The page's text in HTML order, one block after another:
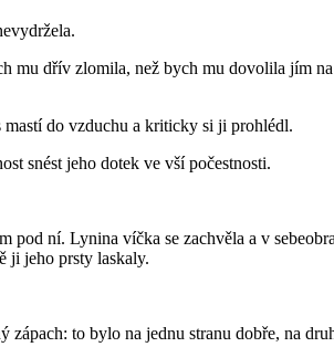
mu dřív zlomila, než bych mu dovolila jím
mastí do vzduchu a kriticky si ji prohlédl.
snést jeho dotek ve vší počestnosti.
ní. Lynina víčka se zachvěla a v
ji jeho prsty laskaly.
to bylo na jednu stranu dobře, na